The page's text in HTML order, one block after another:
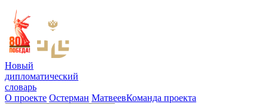
Новый
дипломатический
словарь
О проекте Остерман МатвеевКоманда проекта